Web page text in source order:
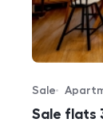
Sale flats
Offer type
Sale
Property